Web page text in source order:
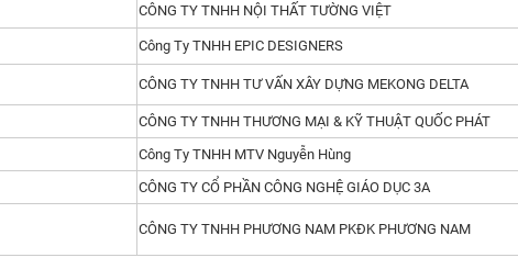
CÔNG TY TNHH NỘI THẤT TƯỜNG VIỆT
Công Ty TNHH EPIC DESIGNERS
CÔNG TY TNHH TƯ VẤN XÂY DỰNG MEKONG DELTA
CÔNG TY TNHH THƯƠNG MẠI & KỸ THUẬT QUỐC PHÁT
Công Ty TNHH MTV Nguyễn Hùng
CÔNG TY CỔ PHẦN CÔNG NGHỆ GIÁO DỤC 3A
CÔNG TY TNHH PHƯƠNG NAM PKĐK PHƯƠNG NAM